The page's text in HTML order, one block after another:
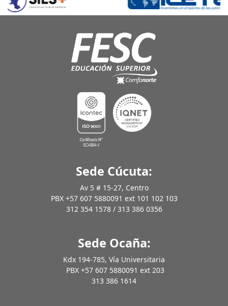
Sede Cúcuta:
Av 5 # 15-27, Centro
PBX +57 607 5880091 ext 101 102 103
312 354 1578 / 313 386 0356
Sede Ocaña:
Kdx 194-785, Vía Universitaria
PBX +57 607 5880091 ext 203
313 386 1614